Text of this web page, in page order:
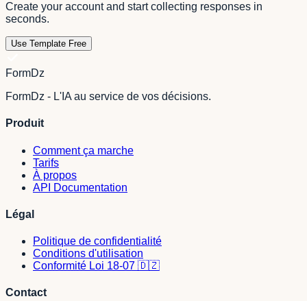
Create your account and start collecting responses in
seconds.
Use Template Free
FormDz
FormDz - L'IA au service de vos décisions.
Produit
Comment ça marche
Tarifs
À propos
API Documentation
Légal
Politique de confidentialité
Conditions d'utilisation
Conformité Loi 18-07 🇩🇿
Contact